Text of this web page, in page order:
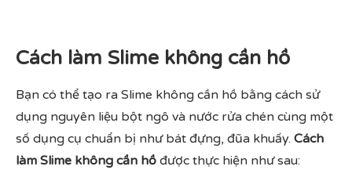
Cách làm Slime không cần hồ
Bạn có thể tạo ra Slime không cần hồ bằng cách sử
dụng nguyên liệu bột ngô và nước rửa chén cùng một
số dụng cụ chuẩn bị như bát đựng, đũa khuấy. Cách
làm Slime không cần hồ được thực hiện như sau: